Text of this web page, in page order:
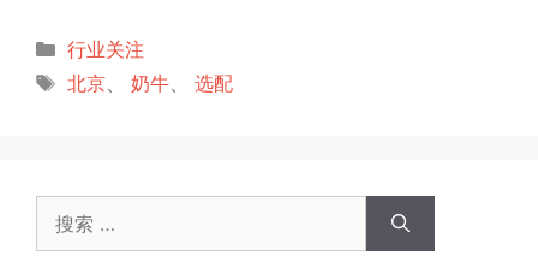
分
类
行业关注
标
北京、 奶牛、 选配
索：